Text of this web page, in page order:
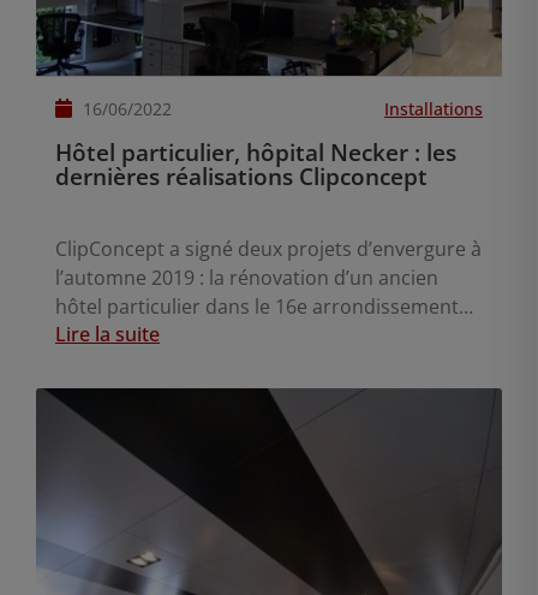
16/06/2022 Installations
Hôtel particulier, hôpital Necker : les
dernières réalisations Clipconcept
ClipConcept a signé deux projets d’envergure à
l’automne 2019 : la rénovation d’un ancien
hôtel particulier dans le 16e arrondissement
de Paris, et celle de l’hôpital Necker. Retour sur
Lire la suite